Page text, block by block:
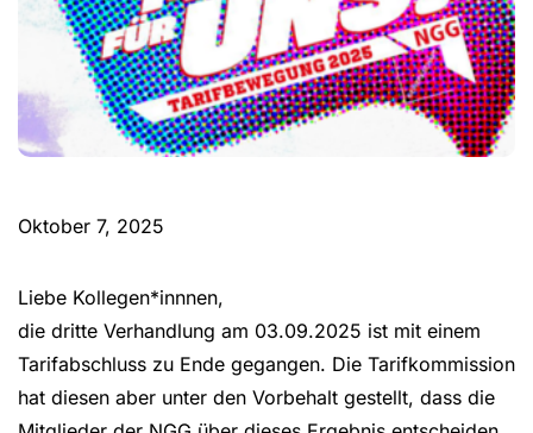
Oktober 7, 2025
Liebe Kollegen*innnen,
die dritte Verhandlung am 03.09.2025 ist mit einem
Tarifabschluss zu Ende gegangen. Die Tarifkommission
hat diesen aber unter den Vorbehalt gestellt, dass die